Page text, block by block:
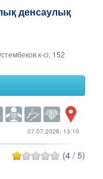
денсаулық
к-сі, 152
07.07.2026, 13:10
(4 / 5)